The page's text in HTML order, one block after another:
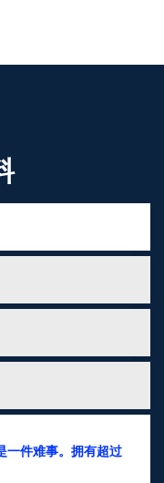
一件难事。拥有超过